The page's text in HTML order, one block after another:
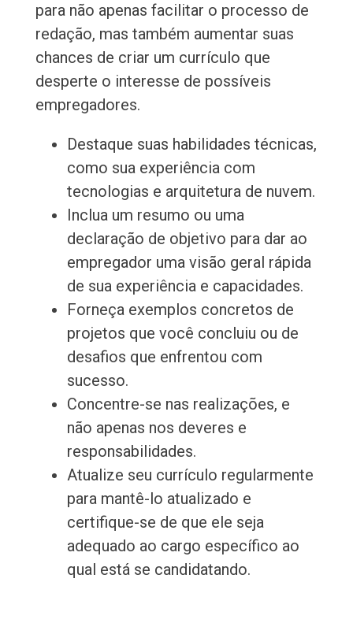
para não apenas facilitar o processo de
redação, mas também aumentar suas
chances de criar um currículo que
desperte o interesse de possíveis
empregadores.
Destaque suas habilidades técnicas,
como sua experiência com
tecnologias e arquitetura de nuvem.
Inclua um resumo ou uma
declaração de objetivo para dar ao
empregador uma visão geral rápida
de sua experiência e capacidades.
Forneça exemplos concretos de
projetos que você concluiu ou de
desafios que enfrentou com
sucesso.
Concentre-se nas realizações, e
não apenas nos deveres e
responsabilidades.
Atualize seu currículo regularmente
para mantê-lo atualizado e
certifique-se de que ele seja
adequado ao cargo específico ao
qual está se candidatando.